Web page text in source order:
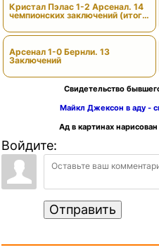
Кристал Пэлас 1-2 Арсенал. 14
чемпионских заключений (итоги
Арсенал 1-0 Бернли. 13
Заключений
Свидетельство
Майкл Джексон в аду -
Ад в картинах
Войдите:
Отправить